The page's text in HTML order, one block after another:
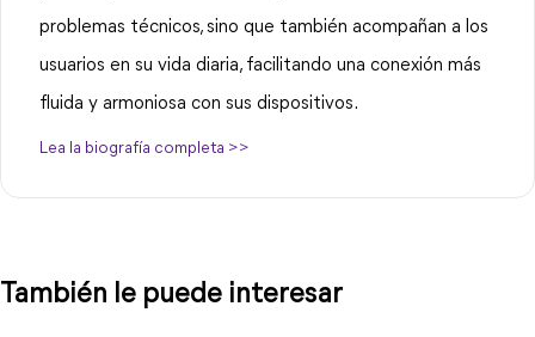
problemas técnicos, sino que también acompañan a los
usuarios en su vida diaria, facilitando una conexión más
fluida y armoniosa con sus dispositivos.
Lea la biografía completa >>
También le puede interesar